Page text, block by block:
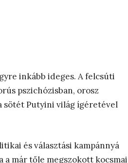
inkább ideges. A felcsúti
pszichózisban, orosz
sötét Putyini világ ígéretével
és választási kampánnyá
már tőle megszokott kocsmai